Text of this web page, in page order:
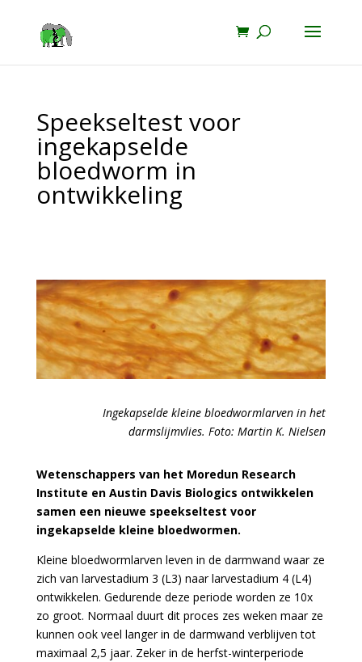
Speekseltest voor
ingekapselde
bloedworm in
ontwikkeling
Ingekapselde kleine bloedwormlarven in het
darmslijmvlies. Foto: Martin K. Nielsen
Wetenschappers van het Moredun Research
Institute en Austin Davis Biologics ontwikkelen
samen een nieuwe speekseltest voor
ingekapselde kleine bloedwormen.
Kleine bloedwormlarven leven in de darmwand waar ze
zich van larvestadium 3 (L3) naar larvestadium 4 (L4)
ontwikkelen. Gedurende deze periode worden ze 10x
zo groot. Normaal duurt dit proces zes weken maar ze
kunnen ook veel langer in de darmwand verblijven tot
maximaal 2,5 jaar. Zeker in de herfst-winterperiode